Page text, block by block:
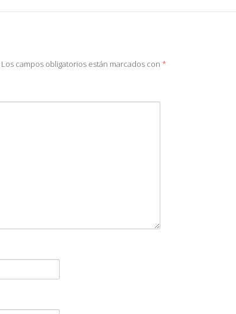
Los campos obligatorios están marcados con *